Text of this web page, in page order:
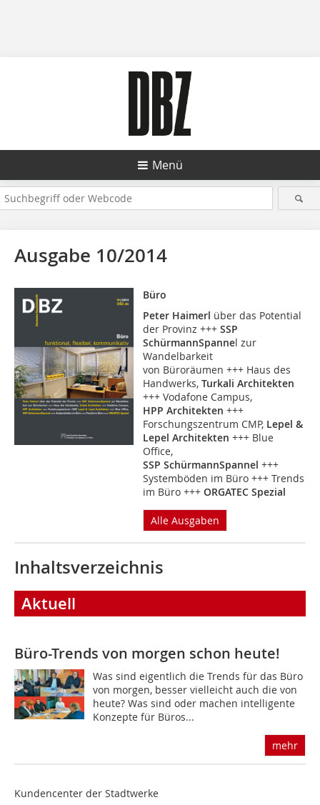
Menü
Ausgabe 10/2014
Büro
Peter Haimerl über das Potential
der Provinz +++ SSP
SchürmannSpannel zur
Wandelbarkeit
von Büroräumen +++ Haus des
Handwerks, Turkali Architekten
+++ Vodafone Campus,
HPP Architekten +++
Forschungszentrum CMP,Lepel &
Lepel Architekten +++ Blue
Office,
SSP SchürmannSpannel +++
Systemböden im Büro +++ Trends
im Büro +++ ORGATEC Spezial
Alle Ausgaben
Inhaltsverzeichnis
Aktuell
Büro-Trends von morgen schon heute!
Was sind eigentlich die Trends für das Büro
von morgen, besser vielleicht auch die von
heute? Was sind oder machen intelligente
Konzepte für Büros...
mehr
Kundencenter der Stadtwerke